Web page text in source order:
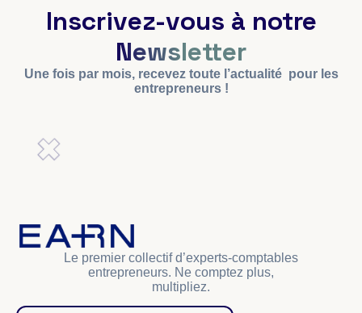
Inscrivez-vous à notre
Newsletter
Une fois par mois, recevez toute l’actualité pour les
entrepreneurs !
Le premier collectif d’experts-comptables
entrepreneurs. Ne comptez plus,
multipliez.